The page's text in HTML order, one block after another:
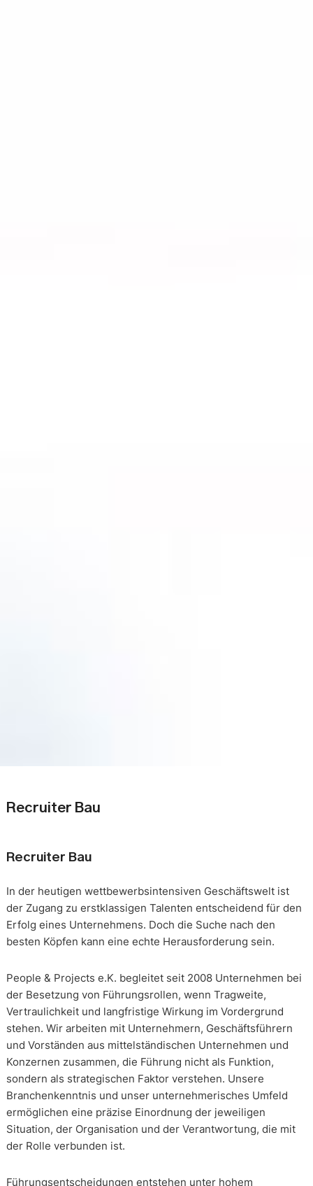
Recruiter Bau
Recruiter Bau
In der heutigen wettbewerbsintensiven Geschäftswelt ist
der Zugang zu erstklassigen Talenten entscheidend für den
Erfolg eines Unternehmens. Doch die Suche nach den
besten Köpfen kann eine echte Herausforderung sein.
People & Projects e.K. begleitet seit 2008 Unternehmen bei
der Besetzung von Führungsrollen, wenn Tragweite,
Vertraulichkeit und langfristige Wirkung im Vordergrund
stehen. Wir arbeiten mit Unternehmern, Geschäftsführern
und Vorständen aus mittelständischen Unternehmen und
Konzernen zusammen, die Führung nicht als Funktion,
sondern als strategischen Faktor verstehen. Unsere
Branchenkenntnis und unser unternehmerisches Umfeld
ermöglichen eine präzise Einordnung der jeweiligen
Situation, der Organisation und der Verantwortung, die mit
der Rolle verbunden ist.
Führungsentscheidungen entstehen unter hohem